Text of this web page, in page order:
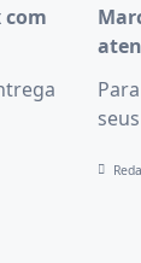
com
seus